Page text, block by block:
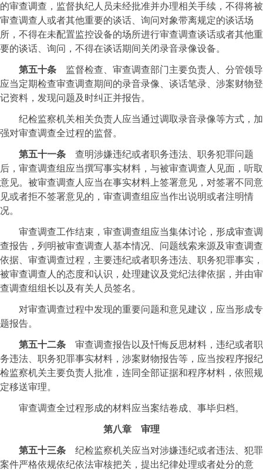
的审查调查，监督执纪人员未经批准并办理相关手续，不得将被
审查调查人或者其他重要的谈话、询问对象带离规定的谈话场
所，不得在未配置监控设备的场所进行审查调查谈话或者其他重
要的谈话、询问，不得在谈话期间关闭录音录像设备。
第五十条 监督检查、审查调查部门主要负责人、分管领导
应当定期检查审查调查期间的录音录像、谈话笔录、涉案财物登
记资料，发现问题及时纠正并报告。
纪检监察机关相关负责人应当通过调取录音录像等方式，加
强对审查调查全过程的监督。
第五十一条 查明涉嫌违纪或者职务违法、职务犯罪问题
后，审查调查组应当撰写事实材料，与被审查调查人见面，听取
意见。被审查调查人应当在事实材料上签署意见，对签署不同意
见或者拒不签署意见的，审查调查组应当作出说明或者注明情
况。
审查调查工作结束，审查调查组应当集体讨论，形成审查调
查报告，列明被审查调查人基本情况、问题线索来源及审查调查
依据、审查调查过程，主要违纪或者职务违法、职务犯罪事实，
被审查调查人的态度和认识，处理建议及党纪法律依据，并由审
查调查组组长以及有关人员签名。
对审查调查过程中发现的重要问题和意见建议，应当形成专
题报告。
第五十二条 审查调查报告以及忏悔反思材料，违纪或者职
务违法、职务犯罪事实材料，涉案财物报告等，应当按程序报纪
检监察机关主要负责人批准，连同全部证据和程序材料，依照规
定移送审理。
审查调查全过程形成的材料应当案结卷成、事毕归档。
第八章 审理
第五十三条 纪检监察机关应当对涉嫌违纪或者违法、犯罪
案件严格依规依纪依法审核把关，提出纪律处理或者处分的意